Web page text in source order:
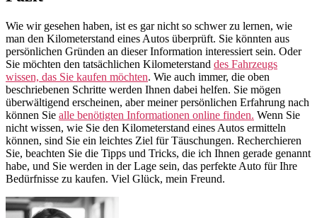
Wie wir gesehen haben, ist es gar nicht so schwer zu lernen, wie
man den Kilometerstand eines Autos überprüft. Sie könnten aus
persönlichen Gründen an dieser Information interessiert sein. Oder
Sie möchten den tatsächlichen Kilometerstand des Fahrzeugs
wissen, das Sie kaufen möchten. Wie auch immer, die oben
beschriebenen Schritte werden Ihnen dabei helfen. Sie mögen
überwältigend erscheinen, aber meiner persönlichen Erfahrung nach
können Sie alle benötigten Informationen online finden. Wenn Sie
nicht wissen, wie Sie den Kilometerstand eines Autos ermitteln
können, sind Sie ein leichtes Ziel für Täuschungen. Recherchieren
Sie, beachten Sie die Tipps und Tricks, die ich Ihnen gerade genannt
habe, und Sie werden in der Lage sein, das perfekte Auto für Ihre
Bedürfnisse zu kaufen. Viel Glück, mein Freund.